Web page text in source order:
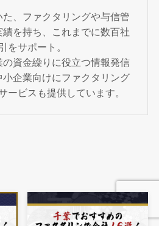
、ファクタリングや与信管
を持ち、これまでに数百社
をサポート。
資金繰りに役立つ情報発信
小企業向けにファクタリング
ービスも提供しています。